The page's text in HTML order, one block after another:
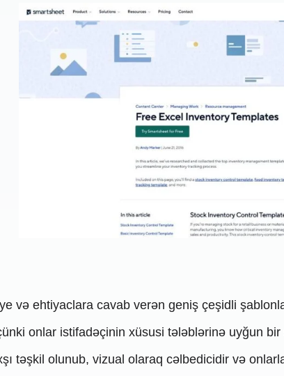
və ehtiyaclara cavab verən geniş çeşidli
onlar istifadəçinin xüsusi tələblərinə uyğun
təşkil olunub, vizual olaraq cəlbedicidir və